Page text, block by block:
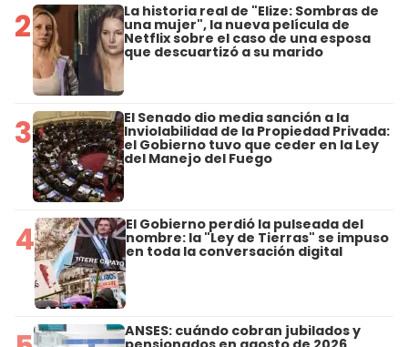
2 La historia real de "Elize: Sombras de
una mujer", la nueva película de
Netflix sobre el caso de una esposa
que descuartizó a su marido
3 El Senado dio media sanción a la
Inviolabilidad de la Propiedad Privada:
el Gobierno tuvo que ceder en la Ley
del Manejo del Fuego
4 El Gobierno perdió la pulseada del
nombre: la "Ley de Tierras" se impuso
en toda la conversación digital
ANSES: cuándo cobran jubilados y